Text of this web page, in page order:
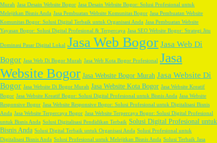
Murah Jasa Desain Website Bogor Jasa Desain Website Bogor: Solusi Profesional untuk
Melejitkan Bisnis Anda Jasa Pembuatan Website Komunitas Bogor Jasa Pembuatan Website
Komunitas Bogor: Solusi Digital Terbaik untuk Organisasi Anda Jasa Pembuatan Website
Yayasan Bogor: Solusi Digital Profesional & Terpercaya Jasa SEO Website Bogor: Strategi Jitu
Dominasi Pasar Digital Lokal Jasa Web Bogor Jasa Web Di
Bogor Jasa Web Di Bogor Murah Jasa Web Kota Bogor Profesional Jasa
Website Bogor Jasa Website Bogor Murah Jasa Website Di
Bogor Jasa Website Di Bogor Murah Jasa Website Kota Bogor Jasa Website Kreatif
Bogor Jasa Website Kreatif Bogor: Solusi Digital Profesional untuk Bisnis Anda Jasa Website
Responsive Bogor Jasa Website Responsive Bogor: Solusi Profesional untuk Digitalisasi Bisnis
Anda Jasa Website Terpercaya Bogor Jasa Website Terpercaya Bogor: Solusi Digital Profesional
untuk Bisnis Anda Solusi Digitalisasi Pendidikan Terbaik Solusi Digital Profesional untuk
Bisnis Anda Solusi Digital Terbaik untuk Organisasi Anda Solusi Profesional untuk
Digitalisasi Bisnis Anda Solusi Profesional untuk Melejitkan Bisnis Anda Solusi Terbaik Jasa